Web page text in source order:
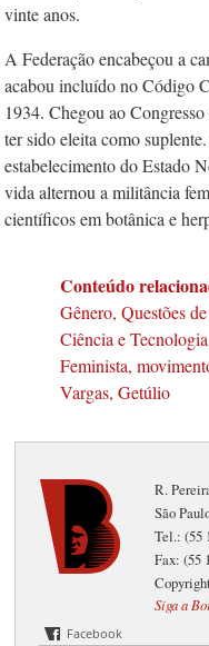
vinte anos.
A Federação encabeçou a
acabou incluído no Código
1934. Chegou ao
ter sido eleita como
estabelecimento do Estado
vida alternou a militância
científicos em botânica e
Conteúdo
Gênero, Questões de
Ciência e Tecnologia
Feminista,
Vargas, Getúlio
R.
São
Tel.: (55
Fax: (55
Siga a
Facebook